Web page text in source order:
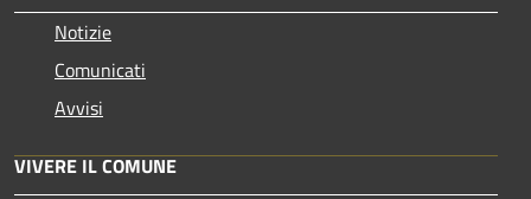
Notizie
Comunicati
Avvisi
VIVERE IL COMUNE